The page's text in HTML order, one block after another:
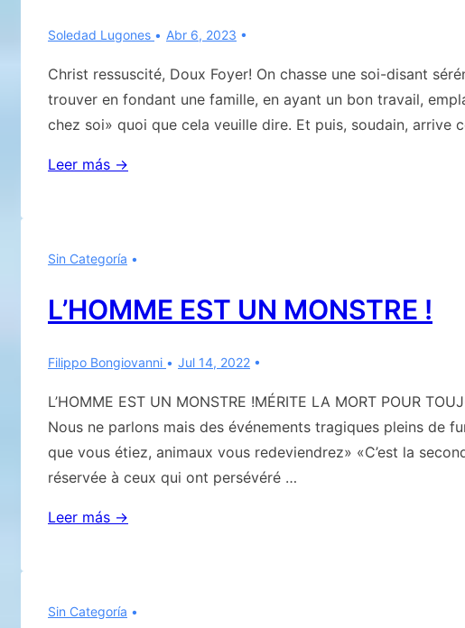
nos
Soledad Lugones Abr 6, 2023
Christ ressuscité, Doux Foyer! On chasse une soi-disant
trouver en fondant une famille, en ayant un bon travail,
chez soi» quoi que cela veuille dire. Et puis, soudain, arrive
Pâques
Leer más →
Sin Categoría
L’HOMME EST UN MONSTRE !
Filippo Bongiovanni Jul 14, 2022
L’HOMME EST UN MONSTRE !MÉRITE LA MORT POUR
Nous ne parlons mais des événements tragiques pleins de
que vous étiez, animaux vous redeviendrez» «C’est la
réservée à ceux qui ont persévéré …
L’HOMME
!
Leer más →
Sin Categoría